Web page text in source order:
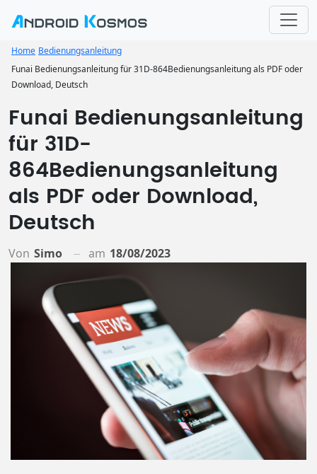
Home Bedienungsanleitung
Funai Bedienungsanleitung für 31D-864Bedienungsanleitung als PDF oder
Download, Deutsch
Funai Bedienungsanleitung
für 31D-
864Bedienungsanleitung
als PDF oder Download,
Deutsch
Von Simo am 18/08/2023